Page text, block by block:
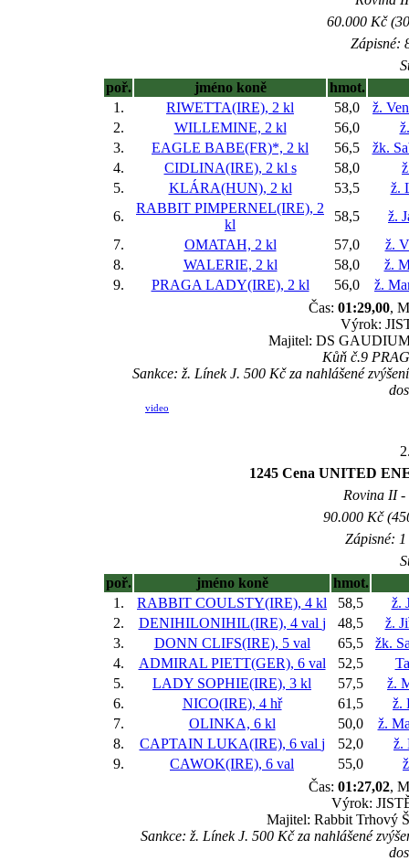
60.000 Kč
Zápisné:
poř.
jméno koně
hmot.
1.
RIWETTA(IRE), 2 kl 58,0
ž.
2.
WILLEMINE, 2 kl 56,0
3.
EAGLE BABE(FR)*, 2 kl 56,5
žk.
4.
CIDLINA(IRE), 2 kl s 58,0
5.
KLÁRA(HUN), 2 kl 53,5
ž.
6.
RABBIT PIMPERNEL(IRE), 2
kl
58,5
ž.
7.
OMATAH, 2 kl 57,0
ž.
8.
WALERIE, 2 kl 58,0
ž.
9.
PRAGA LADY(IRE), 2 kl 56,0
ž.
Čas: 01:29,00,
Výrok:
Majitel: DS
Kůň č.9
Sankce: ž. Línek J. 500 Kč za nahlášené
video
1245 Cena UNITED
Rovina II -
90.000 Kč
Zápisné:
poř.
jméno koně
hmot.
1.
RABBIT COULSTY(IRE), 4 kl 58,5
ž.
2.
DENIHILONIHIL(IRE), 4 val j 48,5
ž.
3.
DONN CLIFS(IRE), 5 val 65,5
žk.
4.
ADMIRAL PIETT(GER), 6 val 52,5
5.
LADY SOPHIE(IRE), 3 kl 57,5
ž.
6.
NICO(IRE), 4 hř 61,5
ž.
7.
OLINKA, 6 kl 50,0
ž.
8.
CAPTAIN LUKA(IRE), 6 val j 52,0
ž.
9.
CAWOK(IRE), 6 val 55,0
Čas: 01:27,02,
Výrok:
Majitel: Rabbit Trhový
Sankce: ž. Línek J. 500 Kč za nahlášené